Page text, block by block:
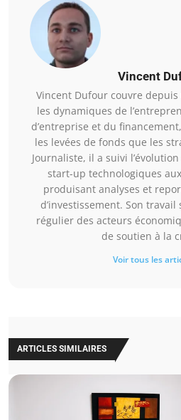
Vincent
Vincent Dufour couvre depuis
les dynamiques de
d’entreprise et du
les levées de fonds que les
Journaliste, il a suivi
start-up technologiques
produisant analyses et
d’investissement. Son travail
régulier des acteurs
de soutien à la
Voir tous les
ARTICLES SIMILAIRES